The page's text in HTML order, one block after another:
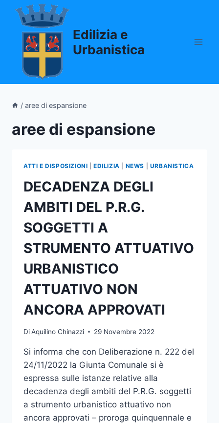
Salta
contenuto
Edilizia e
Urbanistica
/ aree di espansione
aree di espansione
ATTI E DISPOSIZIONI |EDILIZIA NEWS URBANISTICA
DECADENZA DEGLI
AMBITI DEL P.R.G.
SOGGETTI A
STRUMENTO ATTUATIVO
URBANISTICO
ATTUATIVO NON
ANCORA APPROVATI
DiAquilino Chinazzi 29 Novembre 2022
Si informa che con Deliberazione n. 222 del
24/11/2022 la Giunta Comunale si è
espressa sulle istanze relative alla
decadenza degli ambiti del P.R.G. soggetti
a strumento urbanistico attuativo non
ancora approvati – proroga quinquennale e